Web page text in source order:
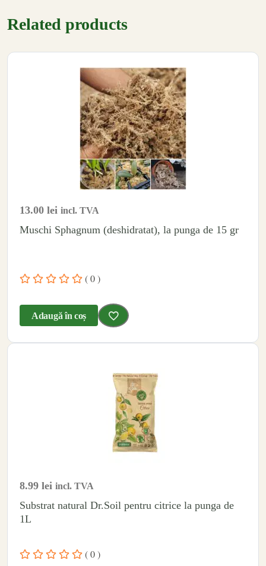
Related products
13.00 lei incl. TVA
Muschi Sphagnum (deshidratat), la punga de 15 gr
( 0 )
Adaugă în coș
8.99 lei incl. TVA
Substrat natural Dr.Soil pentru citrice la punga de
1L
( 0 )